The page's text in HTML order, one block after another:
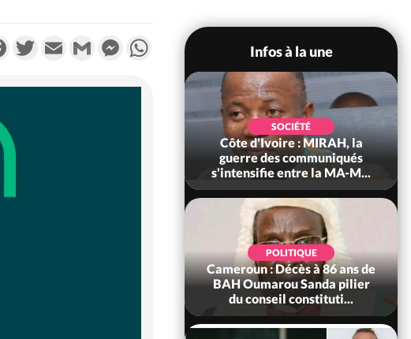
FacebookTwitterEmail Gmail MessengerWhatsApp
Infos à la une
Côte d'Ivoire : Man, deux
personnes périssent dans un
SOCIÉTÉ
Côte d'Ivoire : MIRAH, la
guerre des communiqués
s'intensifie entre la MA-M...
POLITIQUE
Cameroun : Décès à 86 ans de
BAH Oumarou Sanda pilier
du conseil constituti...